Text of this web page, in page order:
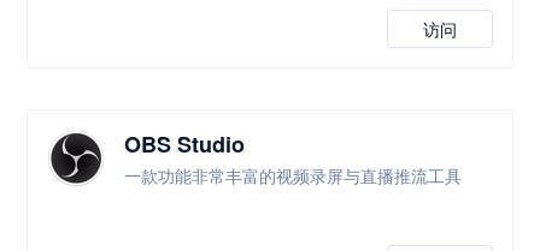
访问
OBS Studio
一款功能非常丰富的视频录屏与直播推流工具